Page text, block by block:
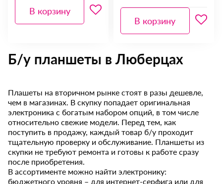
В корзину
В корзину
Б/у планшеты в Люберцах
Плашеты на вторичном рынке стоят в разы дешевле,
чем в магазинах. В скупку попадает оригинальная
электроника с богатым набором опций, в том числе
относительно свежие модели. Перед тем, как
поступить в продажу, каждый товар б/у проходит
тщательную проверку и обслуживание. Планшеты из
скупки не требуют ремонта и готовы к работе сразу
после приобретения.
В ассортименте можно найти электронику:
бюджетного уровня – для интернет-серфига или для